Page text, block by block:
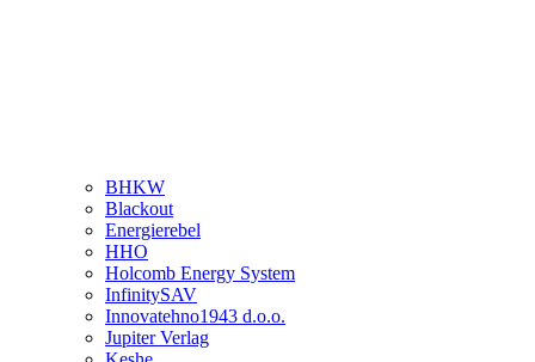
BHKW
Blackout
Energierebel
HHO
Holcomb Energy System
InfinitySAV
Innovatehno1943 d.o.o.
Jupiter Verlag